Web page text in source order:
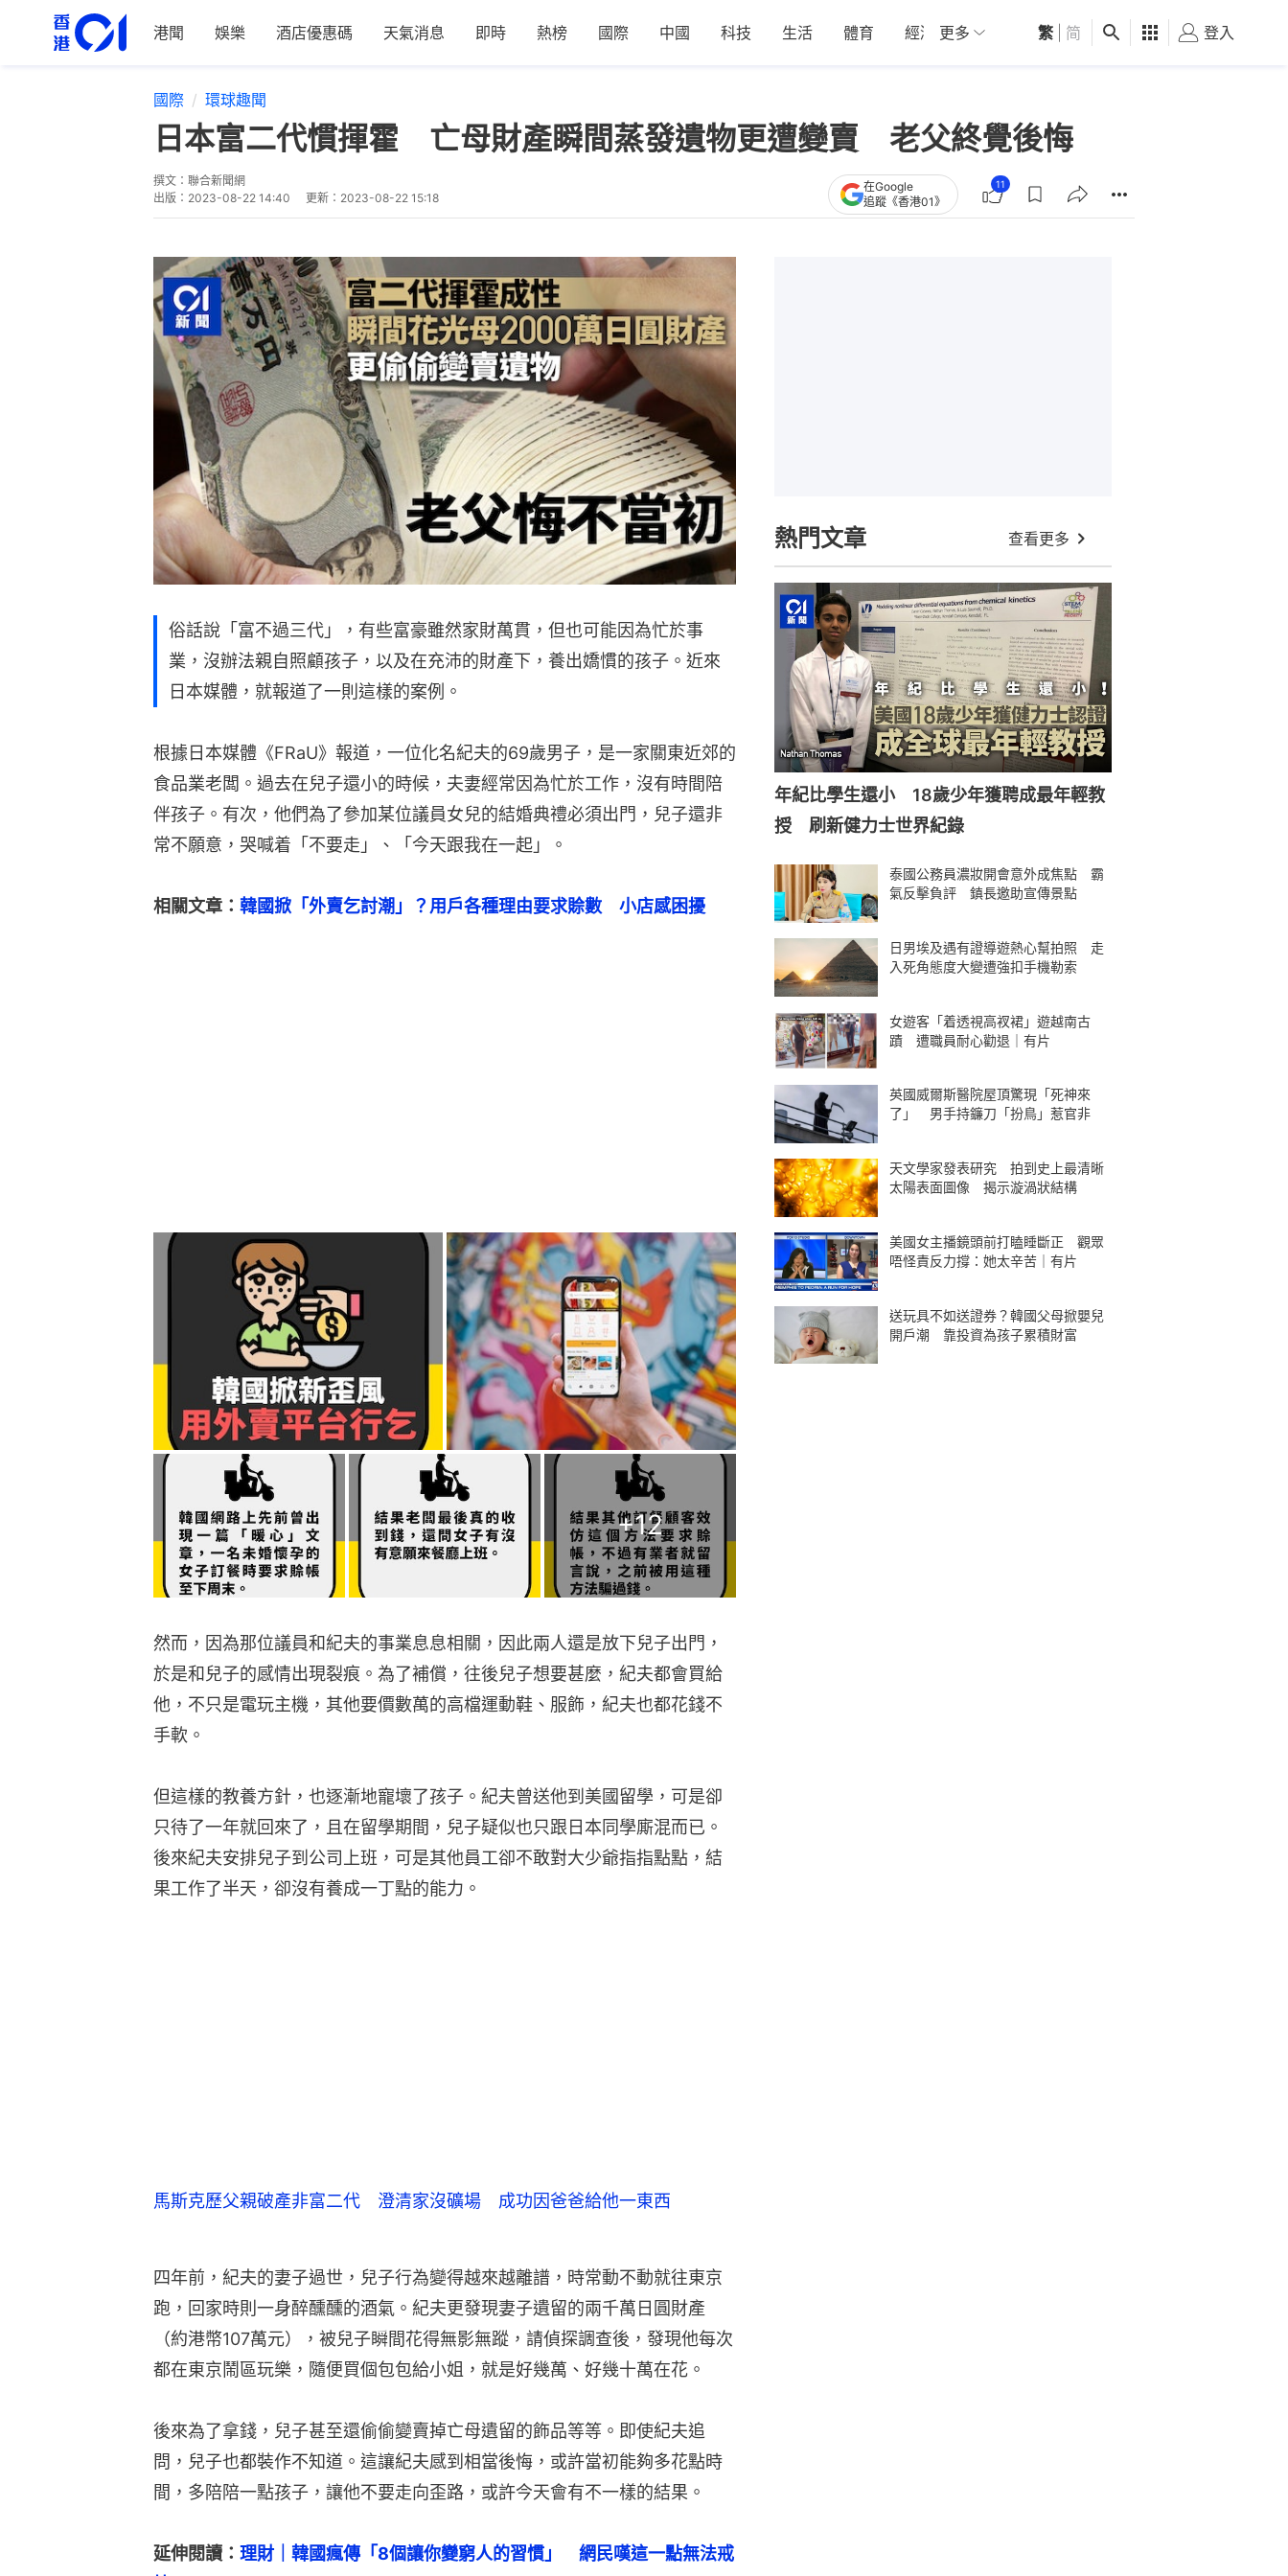
港聞 娛樂 酒店優惠碼 天氣消息 即時 熱榜 國際 中國 科技 生活 體育 經濟 01深圳 觀點 健康 好食玩飛
更多 繁 简 登入
國際 環球趣聞
日本富二代慣揮霍 亡母財產瞬間蒸發遺物更遭變賣 老父終覺後悔
撰文： 聯合新聞網
出版： 2023-08-22 14:40 更新： 2023-08-22 15:18
在Google
追蹤《香港01》
11
俗話說「富不過三代」，有些富豪雖然家財萬貫，但也可能因為忙於事
業，沒辦法親自照顧孩子，以及在充沛的財產下，養出嬌慣的孩子。近來
日本媒體，就報道了一則這樣的案例。
根據日本媒體《FRaU》報道，一位化名紀夫的69歲男子，是一家關東近郊的
食品業老闆。過去在兒子還小的時候，夫妻經常因為忙於工作，沒有時間陪
伴孩子。有次，他們為了參加某位議員女兒的結婚典禮必須出門，兒子還非
常不願意，哭喊着「不要走」、「今天跟我在一起」。
相關文章： 韓國掀「外賣乞討潮」？用戶各種理由要求賒數　小店感困擾
+12
然而，因為那位議員和紀夫的事業息息相關，因此兩人還是放下兒子出門，
於是和兒子的感情出現裂痕。為了補償，往後兒子想要甚麼，紀夫都會買給
他，不只是電玩主機，其他要價數萬的高檔運動鞋、服飾，紀夫也都花錢不
手軟。
但這樣的教養方針，也逐漸地寵壞了孩子。紀夫曾送他到美國留學，可是卻
只待了一年就回來了，且在留學期間，兒子疑似也只跟日本同學廝混而已。
後來紀夫安排兒子到公司上班，可是其他員工卻不敢對大少爺指指點點，結
果工作了半天，卻沒有養成一丁點的能力。
馬斯克歷父親破產非富二代 澄清家沒礦場 成功因爸爸給他一東西
四年前，紀夫的妻子過世，兒子行為變得越來越離譜，時常動不動就往東京
跑，回家時則一身醉醺醺的酒氣。紀夫更發現妻子遺留的兩千萬日圓財產
（約港幣107萬元），被兒子瞬間花得無影無蹤，請偵探調查後，發現他每次
都在東京鬧區玩樂，隨便買個包包給小姐，就是好幾萬、好幾十萬在花。
後來為了拿錢，兒子甚至還偷偷變賣掉亡母遺留的飾品等等。即使紀夫追
問，兒子也都裝作不知道。這讓紀夫感到相當後悔，或許當初能夠多花點時
間，多陪陪一點孩子，讓他不要走向歪路，或許今天會有不一樣的結果。
延伸閱讀： 理財｜韓國瘋傳「8個讓你變窮人的習慣」　網民嘆這一點無法戒
熱門文章 查看更多
年紀比學生還小 18歲少年獲聘成最年輕教
授 刷新健力士世界紀錄
泰國公務員濃妝開會意外成焦點 霸
氣反擊負評 鎮長邀助宣傳景點
日男埃及遇有證導遊熱心幫拍照 走
入死角態度大變遭強扣手機勒索
女遊客「着透視高衩裙」遊越南古
蹟 遭職員耐心勸退｜有片
英國威爾斯醫院屋頂驚現「死神來
了」 男手持鐮刀「扮鳥」惹官非
天文學家發表研究 拍到史上最清晰
太陽表面圖像 揭示漩渦狀結構
美國女主播鏡頭前打瞌睡斷正 觀眾
唔怪責反力撐：她太辛苦｜有片
送玩具不如送證券？韓國父母掀嬰兒
開戶潮 靠投資為孩子累積財富